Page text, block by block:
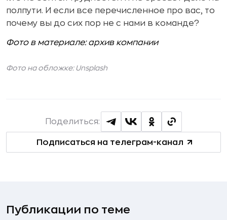
полпути. И если все перечисленное про вас, то
почему вы до сих пор не с нами в команде?
Фото в материале: архив компании
Фото на обложке: Unsplash
Подписаться на телеграм-канал
Поделиться:
Публикации по теме